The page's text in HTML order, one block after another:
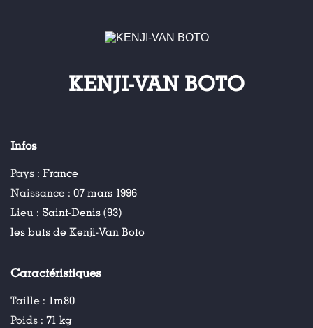
KENJI-VAN BOTO
Infos
Pays : France
Naissance : 07 mars 1996
Lieu : Saint-Denis (93)
les buts de Kenji-Van Boto
Caractéristiques
Taille : 1m80
Poids : 71 kg